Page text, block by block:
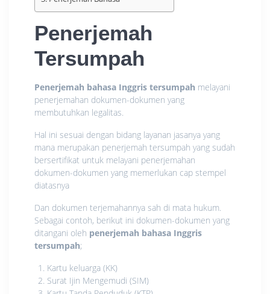
Penerjemah
Tersumpah
Penerjemah bahasa Inggris tersumpah melayani
penerjemahan dokumen-dokumen yang
membutuhkan legalitas.
Hal ini sesuai dengan bidang layanan jasanya yang
mana merupakan penerjemah tersumpah yang sudah
bersertifikat untuk melayani penerjemahan
dokumen-dokumen yang memerlukan cap stempel
diatasnya
Dan dokumen terjemahannya sah di mata hukum.
Sebagai contoh, berikut ini dokumen-dokumen yang
ditangani oleh penerjemah bahasa Inggris
tersumpah;
Kartu keluarga (KK)
Surat Ijin Mengemudi (SIM)